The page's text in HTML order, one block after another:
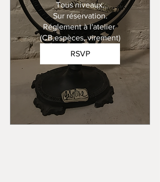
Tous niveaux.
Sur réservation.
Réglement à l'atelier
(CB,espèces, virement)
RSVP